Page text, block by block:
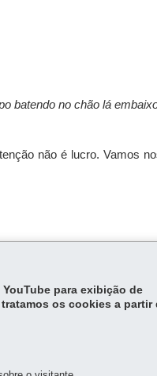
batendo no chão lá
não é lucro. Vamos
(2015, vencedor
, que a Companhia
para exibição de
os cookies a partir